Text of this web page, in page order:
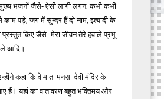
भजनों जैसे- ऐसी लागी लगन, कभी कभी
काम पड़े, जग में सुन्दर हैं दो नाम, इत्यादी के
किए जैसे- मेरा जीवन तेरे हवाले प्रभू
आदि।
कहा कि वे माता मनसा देवी मंदिर के
हैं। यहां का वातावरण बहुत भक्तिमय और